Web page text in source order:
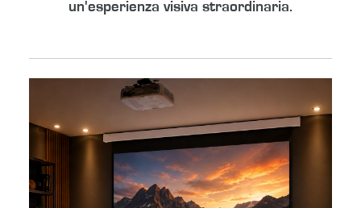
un'esperienza visiva straordinaria.